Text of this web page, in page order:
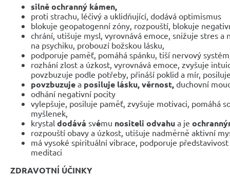
silně ochranný kámen,
proti strachu, léčivý a uklidňující, dodává optimismus
blokuje geopatogenní zóny, rozpouští, blokuje
chrání, utišuje mysl, vyrovnává emoce, snižuje stres a
na psychiku, probouzí božskou lásku,
podporuje paměť, pomáhá spánku, tiší nervový
rozhání zlost a úzkost, vyrovnává emoce, zvyšuje
povzbuzuje podle potřeby, přináší poklid a mír,
povzbuzuje a posiluje lásku, věrnost, duchovní
odhání negativní pocity
vylepšuje, posiluje paměť, zvyšuje motivaci, pomáhá
myšlenek,
krystal dodává svému nositeli odvahu a je
rozpouští obavy a úzkost, utišuje nadměrně aktivní
má vysoké spirituální vibrace, podporuje
meditaci
ZDRAVOTNÍ ÚČINKY